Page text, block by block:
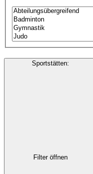
Sportstätten:
Filter öffnen